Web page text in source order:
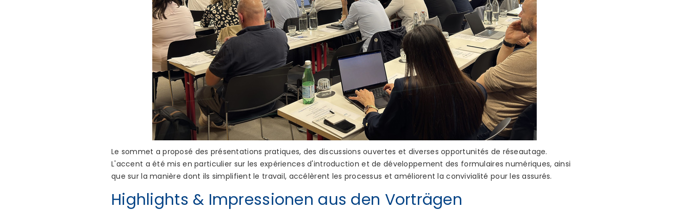
Le sommet a proposé des présentations pratiques, des discussions ouvertes et diverses opportunités de réseautage.
L'accent a été mis en particulier sur les expériences d'introduction et de développement des formulaires numériques, ainsi
que sur la manière dont ils simplifient le travail, accélèrent les processus et améliorent la convivialité pour les assurés.
Highlights & Impressionen aus den Vorträgen